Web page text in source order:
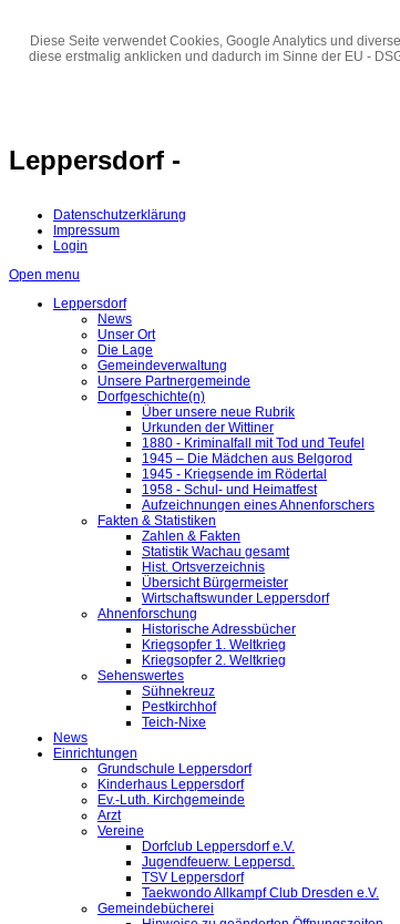
Diese Seite verwendet Cookies, Google Analytics und
diese erstmalig anklicken und dadurch im Sinne der EU -
Leppersdorf -
Datenschutzerklärung
Impressum
Login
Open menu
Leppersdorf
News
Unser Ort
Die Lage
Gemeindeverwaltung
Unsere Partnergemeinde
Dorfgeschichte(n)
Über unsere neue Rubrik
Urkunden der Wittiner
1880 - Kriminalfall mit Tod und Teufel
1945 – Die Mädchen aus Belgorod
1945 - Kriegsende im Rödertal
1958 - Schul- und Heimatfest
Aufzeichnungen eines Ahnenforschers
Fakten & Statistiken
Zahlen & Fakten
Statistik Wachau gesamt
Hist. Ortsverzeichnis
Übersicht Bürgermeister
Wirtschaftswunder Leppersdorf
Ahnenforschung
Historische Adressbücher
Kriegsopfer 1. Weltkrieg
Kriegsopfer 2. Weltkrieg
Sehenswertes
Sühnekreuz
Pestkirchhof
Teich-Nixe
News
Einrichtungen
Grundschule Leppersdorf
Kinderhaus Leppersdorf
Ev.-Luth. Kirchgemeinde
Arzt
Vereine
Dorfclub Leppersdorf e.V.
Jugendfeuerw. Leppersd.
TSV Leppersdorf
Taekwondo Allkampf Club Dresden e.V.
Gemeindebücherei